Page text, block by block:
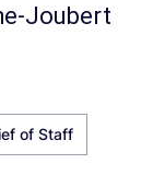
Joubert
of Staff